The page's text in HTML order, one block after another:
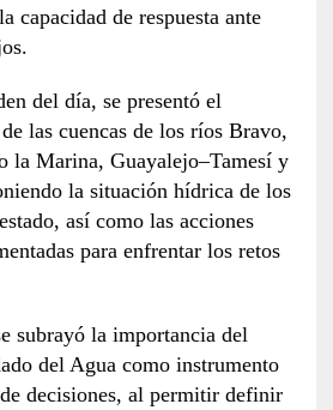
capacidad de respuesta ante
del día, se presentó el
las cuencas de los ríos Bravo,
la Marina, Guayalejo–Tamesí y
la situación hídrica de los
así como las acciones
para enfrentar los retos
subrayó la importancia del
del Agua como instrumento
decisiones, al permitir definir